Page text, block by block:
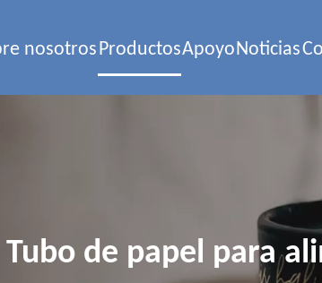
nosotrosProductosApoyoNoticias
Tubo de papel para